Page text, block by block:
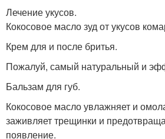
Лечение укусов.
Кокосовое масло зуд от укусов
Крем для и после бритья.
Пожалуй, самый натуральный и
Бальзам для губ.
Кокосовое масло увлажняет и
заживляет трещинки и
появление.